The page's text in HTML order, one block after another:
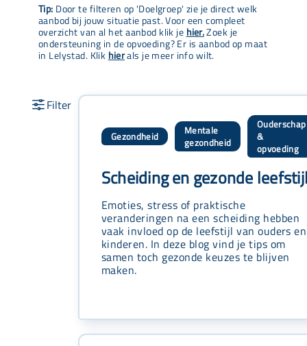
Tip: Door te filteren op 'Doelgroep' zie je direct welk
aanbod bij jouw situatie past. Voor een compleet
overzicht van al het aanbod klik je hier.Zoek je
ondersteuning in de opvoeding? Er is aanbod op maat
in Lelystad. Klik hierals je meer info wilt.
Gezondheid
Mentale
gezondheid
Ouderschap
&
opvoeding
Scheiding en gezonde
Emoties, stress of praktische
veranderingen na een scheiding hebben
vaak invloed op de leefstijl van ouders en
kinderen. In deze blog vind je tips om
samen toch gezonde keuzes te blijven
maken.